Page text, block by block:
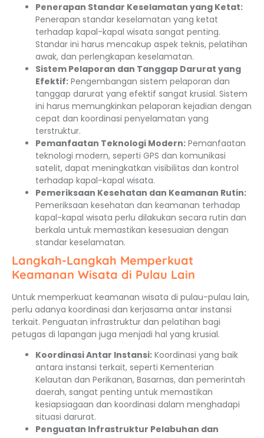
Penerapan Standar Keselamatan yang Ketat:
Penerapan standar keselamatan yang ketat
terhadap kapal-kapal wisata sangat penting.
Standar ini harus mencakup aspek teknis, pelatihan
awak, dan perlengkapan keselamatan.
Sistem Pelaporan dan Tanggap Darurat yang
Efektif: Pengembangan sistem pelaporan dan
tanggap darurat yang efektif sangat krusial. Sistem
ini harus memungkinkan pelaporan kejadian dengan
cepat dan koordinasi penyelamatan yang
terstruktur.
Pemanfaatan Teknologi Modern: Pemanfaatan
teknologi modern, seperti GPS dan komunikasi
satelit, dapat meningkatkan visibilitas dan kontrol
terhadap kapal-kapal wisata.
Pemeriksaan Kesehatan dan Keamanan Rutin:
Pemeriksaan kesehatan dan keamanan terhadap
kapal-kapal wisata perlu dilakukan secara rutin dan
berkala untuk memastikan kesesuaian dengan
standar keselamatan.
Langkah-Langkah Memperkuat
Keamanan Wisata di Pulau Lain
Untuk memperkuat keamanan wisata di pulau-pulau lain,
perlu adanya koordinasi dan kerjasama antar instansi
terkait. Penguatan infrastruktur dan pelatihan bagi
petugas di lapangan juga menjadi hal yang krusial.
Koordinasi Antar Instansi: Koordinasi yang baik
antara instansi terkait, seperti Kementerian
Kelautan dan Perikanan, Basarnas, dan pemerintah
daerah, sangat penting untuk memastikan
kesiapsiagaan dan koordinasi dalam menghadapi
situasi darurat.
Penguatan Infrastruktur Pelabuhan dan